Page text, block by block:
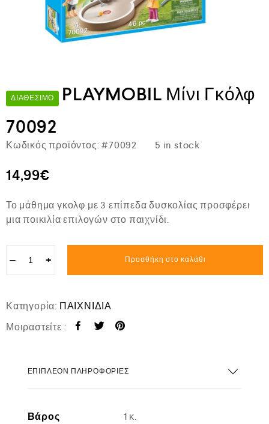
ΔΙΑΘΈΣΙΜΟ
PLAYMOBIL Μίνι Γκόλφ
70092
Κωδικός προϊόντος: #70092 5 in stock
14,99€
Το μάθημα γκολφ με 3 επίπεδα δυσκολίας προσφέρει
μια ποικιλία επιλογών στο παιχνίδι.
− + Προσθήκη στο καλάθι
Κατηγορία: ΠΑΙΧΝΙΔΙΑ
Μοιραστείτε :
ΕΠΙΠΛΈΟΝ ΠΛΗΡΟΦΟΡΊΕΣ
Βάρος
1 κ.